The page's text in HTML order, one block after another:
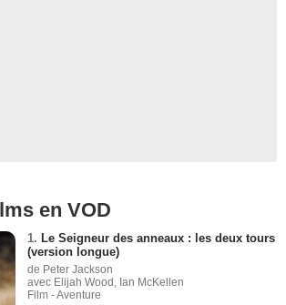
en VOD
1. Le Seigneur des anneaux : les deux tours
(version longue)
de Peter Jackson
avec Elijah Wood, Ian McKellen
Film - Aventure